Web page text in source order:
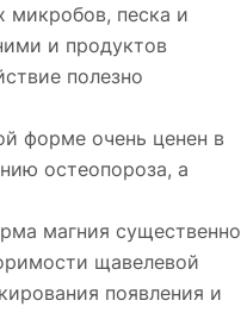
микробов, песка и
и продуктов
полезно
форме очень ценен в
остеопороза, а
магния существенно
щавелевой
появления и